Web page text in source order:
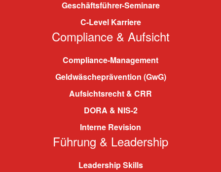
Geschäftsführer-Seminare
C-Level Karriere
Compliance & Aufsicht
Compliance-Management
Geldwäscheprävention (GwG)
Aufsichtsrecht & CRR
DORA & NIS-2
Interne Revision
Führung & Leadership
Leadership Skills